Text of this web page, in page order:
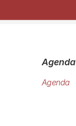
Agenda
Agenda